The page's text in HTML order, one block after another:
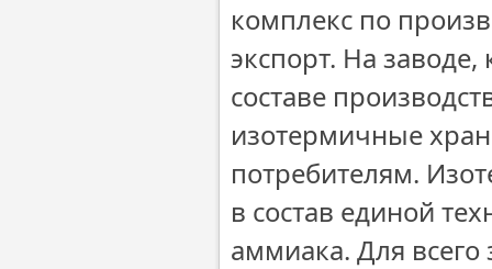
комплекс по
экспорт. На
составе
изотермичные
потребителям.
в состав единой
аммиака. Для всего